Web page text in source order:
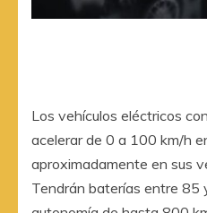
Los vehículos eléctricos
acelerar de 0 a 100 km/h
aproximadamente en sus
Tendrán baterías entre 85